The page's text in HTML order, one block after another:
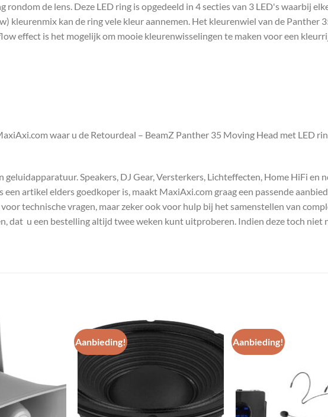
de lens. Deze LED ring is opgedeeld in 4 secties van 3 LED's waarbij
kleurenmix kan de ring vele kleur aannemen. Het kleurenwiel van de Panther
effect is het mogelijk om mooie kleurenwisselingen te maken voor een
waar u de Retourdeal – BeamZ Panther 35 Moving Head met LED
Speakers, DJ Gear, Versterkers, Lichteffecten, Home HiFi en
artikel elders goedkoper is, maakt MaxiAxi.com graag een passende
technische vragen, maar zeker ook voor hulp bij het samenstellen van
dat u een bestelling altijd twee weken kunt uitproberen. Indien deze toch niet
wenslijst
Aanbieding!
Toevoegen
aan
wenslijst
Aanbieding!